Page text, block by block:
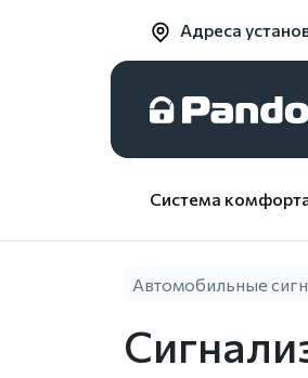
Адреса
Система
Автомобильные